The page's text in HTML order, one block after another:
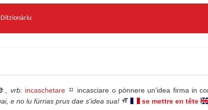
Ditzionàriu
, vrb: incaschetare incasciare o pònnere un’idea firma in
e no lu fúrrias prus dae s'idea sua!
se mettre en tête